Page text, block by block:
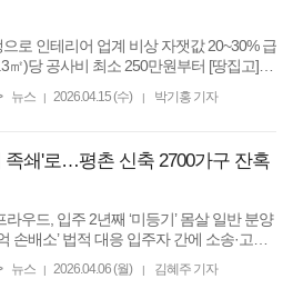
로 인테리어 업계 비상 자잿값 20~30% 급
)당 공사비 최소 250만원부터 [땅집고]
이던 한 부부가 최근 남경엽 뉴빌드 대표에
뉴스 | 2026.04.15 (수) | 박기홍 기자
족쇄'로…평촌 신축 2700가구 잔혹
라우드, 입주 2년째 ‘미등기’ 몸살 일반 분양
손배소’ 법적 대응 입주자 간에 소송·고발
던 2700가구 대단지, ‘평촌 엘프라우드’가 ...
뉴스 | 2026.04.06 (월) | 김혜주 기자